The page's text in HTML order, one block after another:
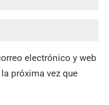
electrónico y web
próxima vez que